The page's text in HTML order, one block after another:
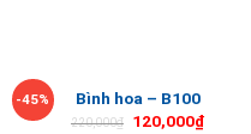
-45% Bình hoa – B100
220,000₫ 120,000₫